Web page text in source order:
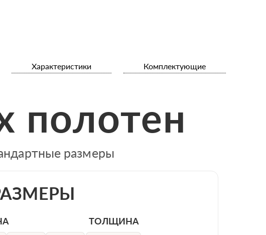
Характеристики Комплектующие
полотен
размеры
ТОЛЩИНА